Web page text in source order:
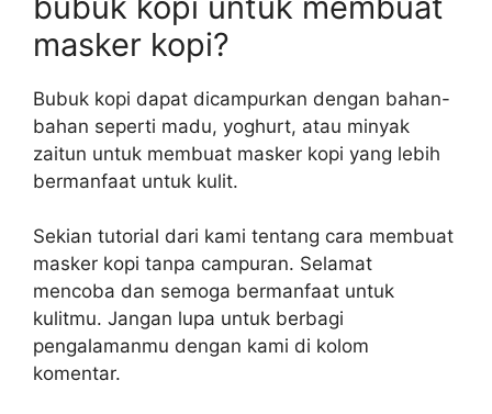
masker kopi?
Bubuk kopi dapat dicampurkan dengan bahan-
bahan seperti madu, yoghurt, atau minyak
zaitun untuk membuat masker kopi yang lebih
bermanfaat untuk kulit.
Sekian tutorial dari kami tentang cara membuat
masker kopi tanpa campuran. Selamat
mencoba dan semoga bermanfaat untuk
kulitmu. Jangan lupa untuk berbagi
pengalamanmu dengan kami di kolom
komentar.